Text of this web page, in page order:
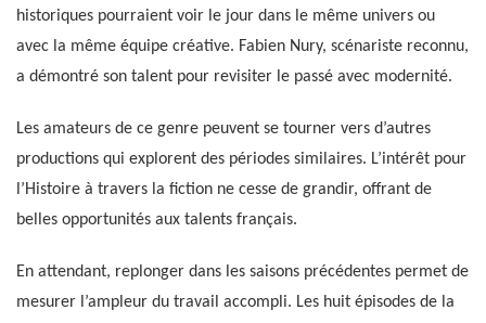
historiques pourraient voir le jour dans le même univers ou
avec la même équipe créative. Fabien Nury, scénariste reconnu,
a démontré son talent pour revisiter le passé avec modernité.
Les amateurs de ce genre peuvent se tourner vers d’autres
productions qui explorent des périodes similaires. L’intérêt pour
l’Histoire à travers la fiction ne cesse de grandir, offrant de
belles opportunités aux talents français.
En attendant, replonger dans les saisons précédentes permet de
mesurer l’ampleur du travail accompli. Les huit épisodes de la